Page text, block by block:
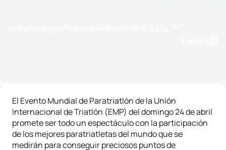
El Evento Mundial de Paratriatlón de la Unión
Internacional de Triatlón (EMP) del domingo 24 de abril
promete ser todo un espectáculo con la participación
de los mejores paratriatletas del mundo que se
medirán para conseguir preciosos puntos de